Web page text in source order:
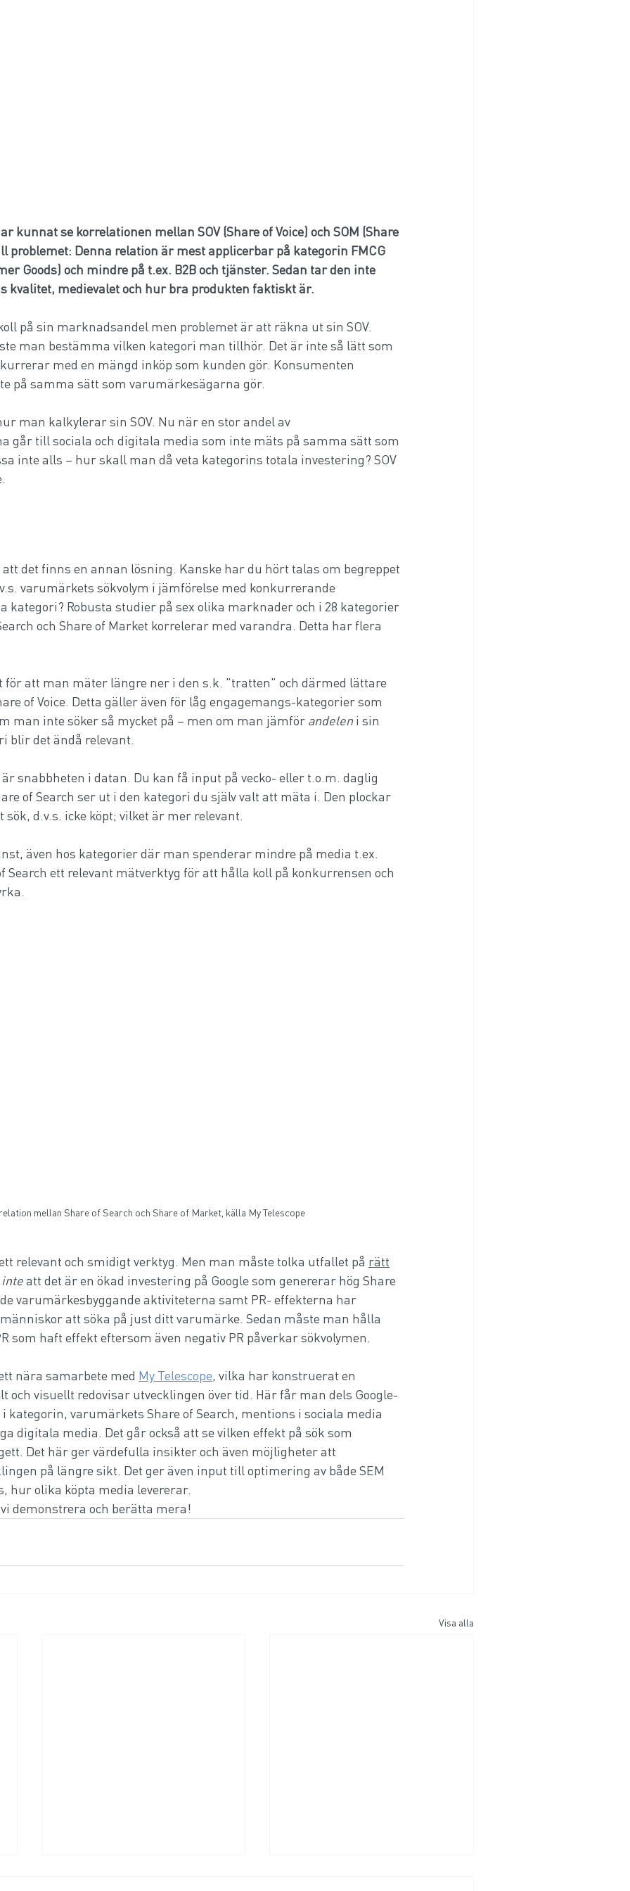
kunnat se korrelationen mellan SOV (Share of Voice) och SOM (Share
problemet: Denna relation är mest applicerbar på kategorin FMCG
Goods) och mindre på t.ex. B2B och tjänster. Sedan tar den inte
kvalitet, medievalet och hur bra produkten faktiskt är.
på sin marknadsandel men problemet är att räkna ut sin SOV.
man bestämma vilken kategori man tillhör. Det är inte så lätt som
med en mängd inköp som kunden gör. Konsumenten
på samma sätt som varumärkesägarna gör.
man kalkylerar sin SOV. Nu när en stor andel av
går till sociala och digitala media som inte mäts på samma sätt som
inte alls – hur skall man då veta kategorins totala investering? SOV
att det finns en annan lösning. Kanske har du hört talas om begreppet
varumärkets sökvolym i jämförelse med konkurrerande
kategori? Robusta studier på sex olika marknader och i 28 kategorier
och Share of Market korrelerar med varandra. Detta har flera
för att man mäter längre ner i den s.k. "tratten" och därmed lättare
of Voice. Detta gäller även för låg engagemangs-kategorier som
man inte söker så mycket på – men om man jämför andelen i sin
blir det ändå relevant.
snabbheten i datan. Du kan få input på vecko- eller t.o.m. daglig
of Search ser ut i den kategori du själv valt att mäta i. Den plockar
d.v.s. icke köpt; vilket är mer relevant.
även hos kategorier där man spenderar mindre på media t.ex.
Search ett relevant mätverktyg för att hålla koll på konkurrensen och
mellan Share of Search och Share of Market, källa My Telescope
relevant och smidigt verktyg. Men man måste tolka utfallet på rätt
inte att det är en ökad investering på Google som genererar hög Share
varumärkesbyggande aktiviteterna samt PR- effekterna har
att söka på just ditt varumärke. Sedan måste man hålla
som haft effekt eftersom även negativ PR påverkar sökvolymen.
nära samarbete med My Telescope, vilka har konstruerat en
och visuellt redovisar utvecklingen över tid. Här får man dels Google-
kategorin, varumärkets Share of Search, mentions i sociala media
digitala media. Det går också att se vilken effekt på sök som
Det här ger värdefulla insikter och även möjligheter att
på längre sikt. Det ger även input till optimering av både SEM
hur olika köpta media levererar.
demonstrera och berätta mera!
Visa alla